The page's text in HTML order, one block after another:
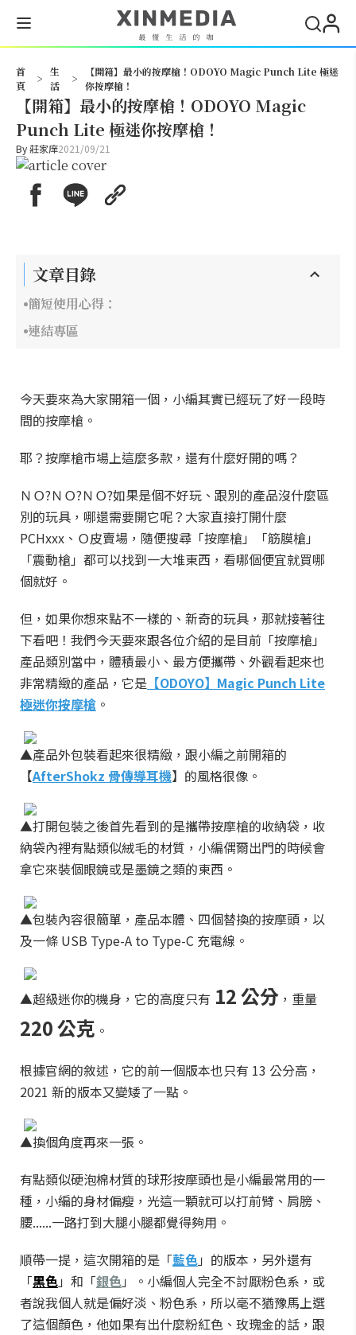
首
頁
>
生
活
>
【開箱】最小的按摩槍！ODOYO Magic Punch Lite 極迷
你按摩槍！
【開箱】最小的按摩槍！ODOYO Magic
Punch Lite 極迷你按摩槍！
By莊家庠2021/09/21
文章目錄
簡短使用心得：
連結專區
今天要來為大家開箱一個，小編其實已經玩了好一段時
間的按摩槍。
耶？按摩槍市場上這麼多款，還有什麼好開的嗎？
ＮＯ?ＮＯ?ＮＯ?如果是個不好玩、跟別的產品沒什麼區
別的玩具，哪還需要開它呢？大家直接打開什麼
PCHxxx、Ｏ皮賣場，隨便搜尋「按摩槍」「筋膜槍」
「震動槍」都可以找到一大堆東西，看哪個便宜就買哪
個就好。
但，如果你想來點不一樣的、新奇的玩具，那就接著往
下看吧！我們今天要來跟各位介紹的是目前「按摩槍」
產品類別當中，體積最小、最方便攜帶、外觀看起來也
非常精緻的產品，它是 【ODOYO】Magic Punch Lite
極迷你按摩槍 。
▲產品外包裝看起來很精緻，跟小編之前開箱的
【AfterShokz 骨傳導耳機】的風格很像。
▲打開包裝之後首先看到的是攜帶按摩槍的收納袋，收
納袋內裡有點類似絨毛的材質，小編偶爾出門的時候會
拿它來裝個眼鏡或是墨鏡之類的東西。
▲包裝內容很簡單，產品本體、四個替換的按摩頭，以
及一條 USB Type-A to Type-C 充電線。
▲超級迷你的機身，它的高度只有 12 公分 ，重量
220 公克 。
根據官網的敘述，它的前一個版本也只有 13 公分高，
2021 新的版本又變矮了一點。
▲換個角度再來一張。
有點類似硬泡棉材質的球形按摩頭也是小編最常用的一
種，小編的身材偏瘦，光這一顆就可以打前臂、肩膀、
腰......一路打到大腿小腿都覺得夠用。
順帶一提，這次開箱的是「藍色」的版本，另外還有
「黑色」和「銀色」。小編個人完全不討厭粉色系，或
者說我個人就是偏好淡、粉色系，所以毫不猶豫馬上選
了這個顏色，他如果有出什麼粉紅色、玫瑰金的話，跟